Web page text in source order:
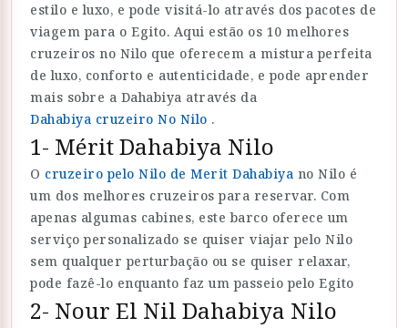
estilo e luxo, e pode visitá-lo através dos pacotes de
viagem para o Egito. Aqui estão os 10 melhores
cruzeiros no Nilo que oferecem a mistura perfeita
de luxo, conforto e autenticidade, e pode aprender
mais sobre a Dahabiya através da
Dahabiya cruzeiro No Nilo .
1- Mérit Dahabiya Nilo
O cruzeiro pelo Nilo de Merit Dahabiya no Nilo é
um dos melhores cruzeiros para reservar. Com
apenas algumas cabines, este barco oferece um
serviço personalizado se quiser viajar pelo Nilo
sem qualquer perturbação ou se quiser relaxar,
pode fazê-lo enquanto faz um passeio pelo Egito
2- Nour El Nil Dahabiya Nilo